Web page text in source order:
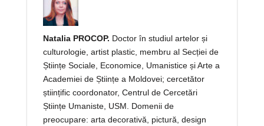
Natalia PROCOP. Doctor în studiul artelor și
culturologie, artist plastic, membru al Secției de
Științe Sociale, Economice, Umanistice și Arte a
Academiei de Științe a Moldovei; cercetător
științific coordonator, Centrul de Cercetări
Științe Umaniste, USM. Domenii de
preocupare: arta decorativă, pictură, design